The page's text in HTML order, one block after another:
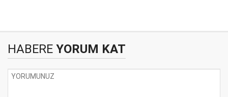
HABERE YORUM KAT